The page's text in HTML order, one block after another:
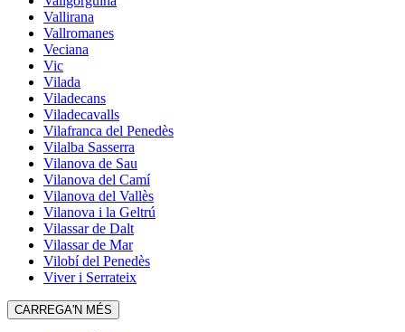
Vallirana
Vallromanes
Veciana
Vic
Vilada
Viladecans
Viladecavalls
Vilafranca del Penedès
Vilalba Sasserra
Vilanova de Sau
Vilanova del Camí
Vilanova del Vallès
Vilanova i la Geltrú
Vilassar de Dalt
Vilassar de Mar
Vilobí del Penedès
Viver i Serrateix
CARREGA'N MÉS